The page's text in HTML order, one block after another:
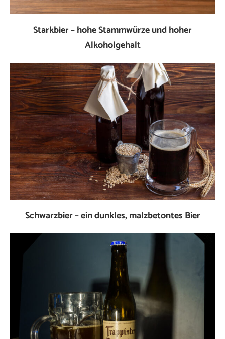
Starkbier – hohe Stammwürze und hoher
Alkoholgehalt
Schwarzbier – ein dunkles, malzbetontes Bier